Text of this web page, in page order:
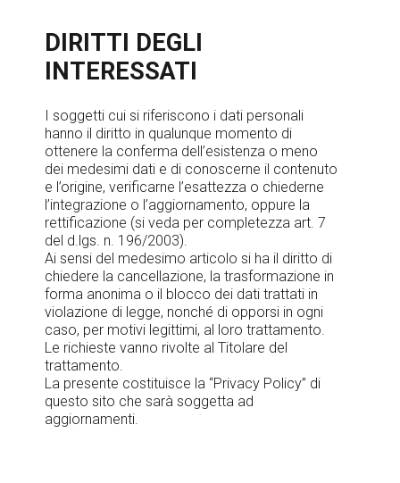
DIRITTI DEGLI
INTERESSATI
I soggetti cui si riferiscono i dati personali
hanno il diritto in qualunque momento di
ottenere la conferma dell’esistenza o meno
dei medesimi dati e di conoscerne il contenuto
e l’origine, verificarne l’esattezza o chiederne
l’integrazione o l’aggiornamento, oppure la
rettificazione (si veda per completezza art. 7
del d.lgs. n. 196/2003).
Ai sensi del medesimo articolo si ha il diritto di
chiedere la cancellazione, la trasformazione in
forma anonima o il blocco dei dati trattati in
violazione di legge, nonché di opporsi in ogni
caso, per motivi legittimi, al loro trattamento.
Le richieste vanno rivolte al Titolare del
trattamento.
La presente costituisce la “Privacy Policy” di
questo sito che sarà soggetta ad
aggiornamenti.